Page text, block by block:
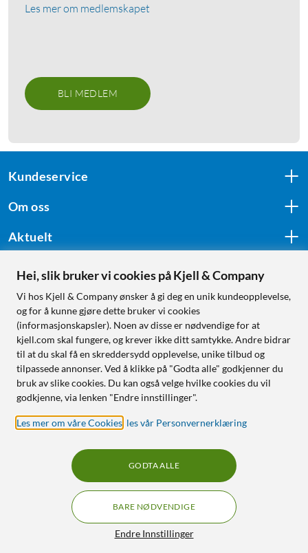
Les mer om medlemskapet
BLI MEDLEM
Kundeservice
Om oss
Aktuelt
Følg oss
Handle fra:
Sverige
Norge
RÅD OG TILBEHØR TIL
HJEMMEELEKTRONIKK
Hei, slik bruker vi cookies på Kjell & Company
Vi hos Kjell & Company ønsker å gi deg en unik kundeopplevelse,
og for å kunne gjøre dette bruker vi cookies
(informasjonskapsler). Noen av disse er nødvendige for at
kjell.com skal fungere, og krever ikke ditt samtykke. Andre bidrar
til at du skal få en skreddersydd opplevelse, unike tilbud og
tilpassede annonser. Ved å klikke på "Godta alle" godkjenner du
bruk av slike cookies. Du kan også velge hvilke cookies du vil
godkjenne, via lenken "Endre innstillinger".
Les mer om våre Cookies les vår Personvernerklæring
Endre Innstillinger
BARE NØDVENDIGE
GODTA ALLE